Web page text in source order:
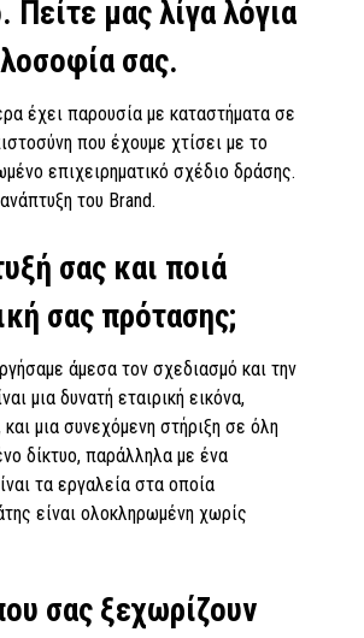
μας λίγα λόγια
σας.
έχει παρουσία με καταστήματα σε
που έχουμε χτίσει με το
επιχειρηματικό σχέδιο δράσης.
του Brand.
σας και ποιά
σας πρότασης;
άμεσα τον σχεδιασμό και την
μια δυνατή εταιρική εικόνα,
μια συνεχόμενη στήριξη σε όλη
δίκτυο, παράλληλα με ένα
τα εργαλεία στα οποία
είναι ολοκληρωμένη χωρίς
σας ξεχωρίζουν